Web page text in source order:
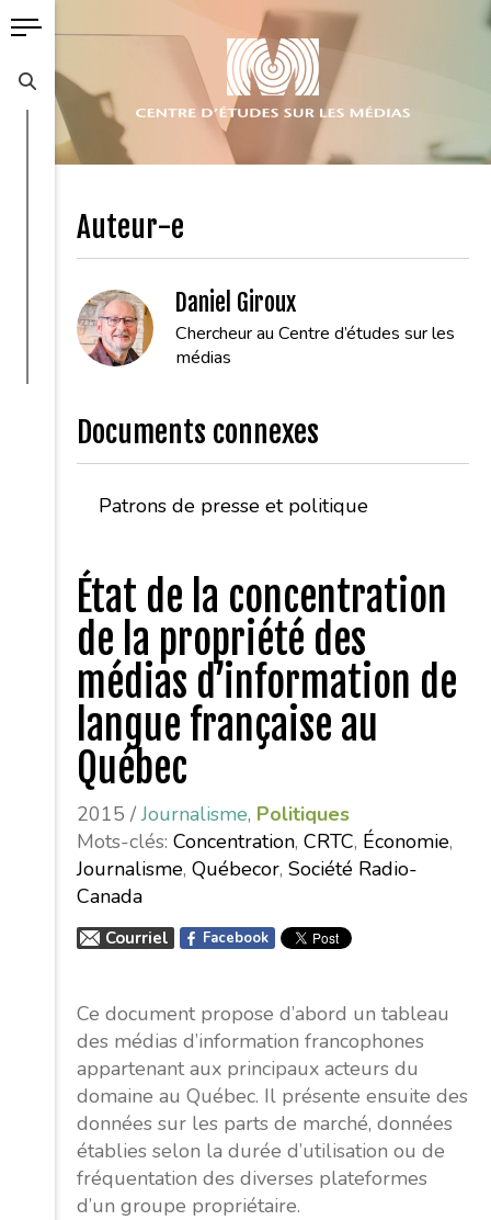
Auteur-e
Daniel Giroux
Chercheur au Centre d’études sur les
médias
Documents connexes
Patrons de presse et politique
État de la concentration
de la propriété des
médias d’information de
langue française au
Québec
2015 /Journalisme, Politiques
Mots-clés: Concentration, CRTC, Économie,
Journalisme, Québecor, Société Radio-
Canada
Courriel Facebook
Ce document propose d’abord un tableau
des médias d’information francophones
appartenant aux principaux acteurs du
domaine au Québec. Il présente ensuite des
données sur les parts de marché, données
établies selon la durée d’utilisation ou de
fréquentation des diverses plateformes
d’un groupe propriétaire.